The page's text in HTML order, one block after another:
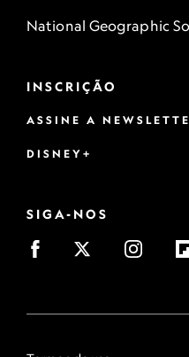
National Geographic
INSCRIÇÃO
ASSINE A
DISNEY+
SIGA-NOS